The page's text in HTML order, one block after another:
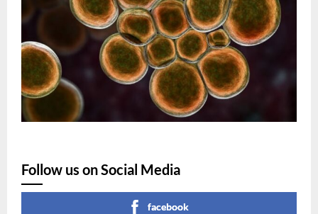
Follow us on Social Media
facebook